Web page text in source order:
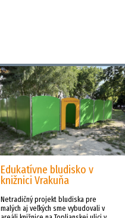
Edukatívne bludisko v
knižnici Vrakuňa
Netradičný projekt bludiska pre
malých aj veľkých sme vybudovali v